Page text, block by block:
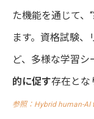
た機能を通じて、
ます。資格試験
ど、多様な学習シ
的に促す存在とな
参照：Hybrid human-AI